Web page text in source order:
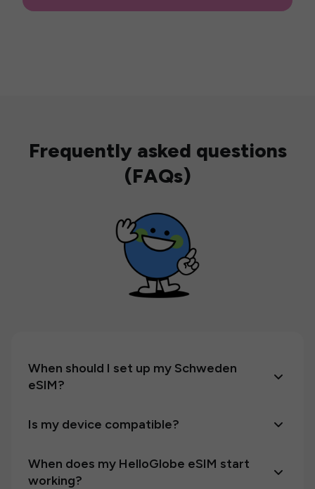
Frequently asked questions
(FAQs)
When should I set up my Schweden
eSIM?
Is my device compatible?
When does my HelloGlobe eSIM start
working?